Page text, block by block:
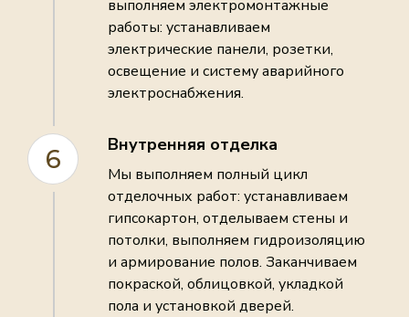
выполняем электромонтажные
работы: устанавливаем
электрические панели, розетки,
освещение и систему аварийного
электроснабжения.
6 Внутренняя отделка
Мы выполняем полный цикл
отделочных работ: устанавливаем
гипсокартон, отделываем стены и
потолки, выполняем гидроизоляцию
и армирование полов. Заканчиваем
покраской, облицовкой, укладкой
пола и установкой дверей.